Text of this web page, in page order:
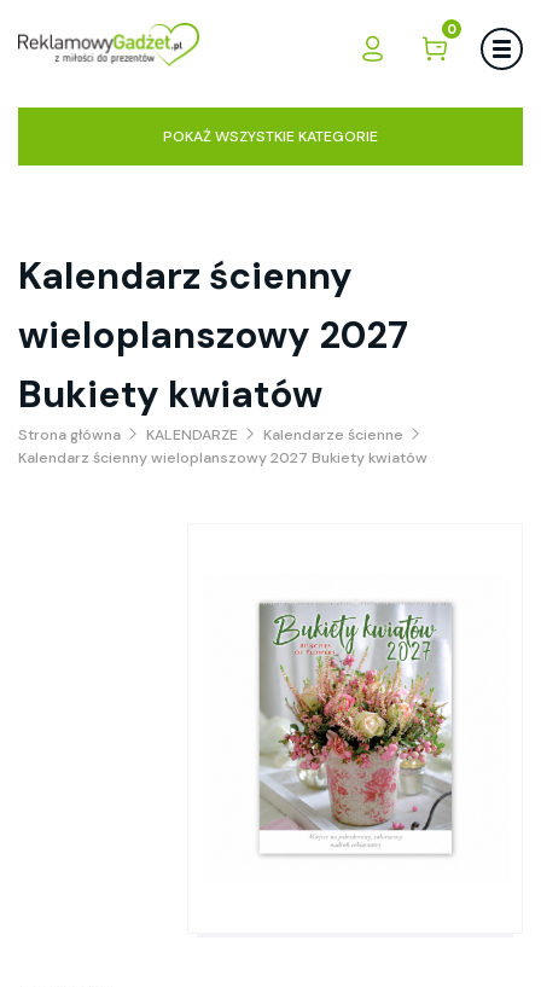
0
POKAŻ WSZYSTKIE KATEGORIE
Kalendarz ścienny
wieloplanszowy 2027
Bukiety kwiatów
Strona główna KALENDARZE
Kalendarze ścienne
Kalendarz ścienny wieloplanszowy 2027 Bukiety kwiatów